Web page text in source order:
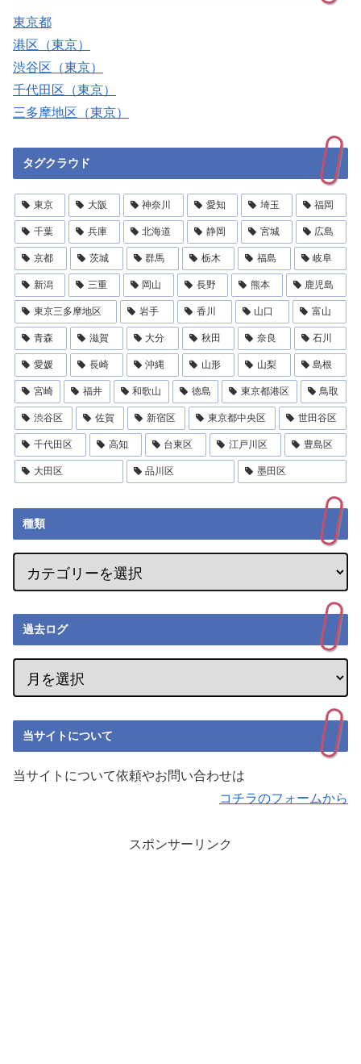
東京都
港区（東京）
渋谷区（東京）
千代田区（東京）
三多摩地区（東京）
タグクラウド
東京 大阪 神奈川 愛知 埼玉 福岡
千葉 兵庫 北海道 静岡 宮城 広島
京都 茨城 群馬 栃木 福島 岐阜
新潟 三重 岡山 長野 熊本 鹿児島
東京三多摩地区 岩手 香川 山口 富山
青森 滋賀 大分 秋田 奈良 石川
愛媛 長崎 沖縄 山形 山梨 島根
宮崎 福井 和歌山 徳島 東京都港区 鳥取
渋谷区 佐賀 新宿区 東京都中央区 世田谷区
千代田区 高知 台東区 江戸川区 豊島区
大田区 品川区 墨田区
種類
過去ログ
当サイトについて
当サイトについて依頼やお問い合わせは
コチラのフォームから
スポンサーリンク